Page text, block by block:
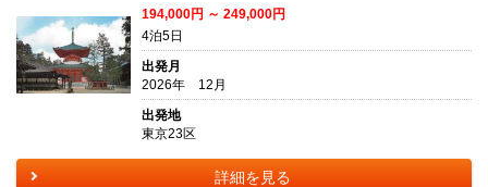
194,000円 ～ 249,000円
4泊5日
出発月
2026年 12月
出発地
東京23区
詳細を見る